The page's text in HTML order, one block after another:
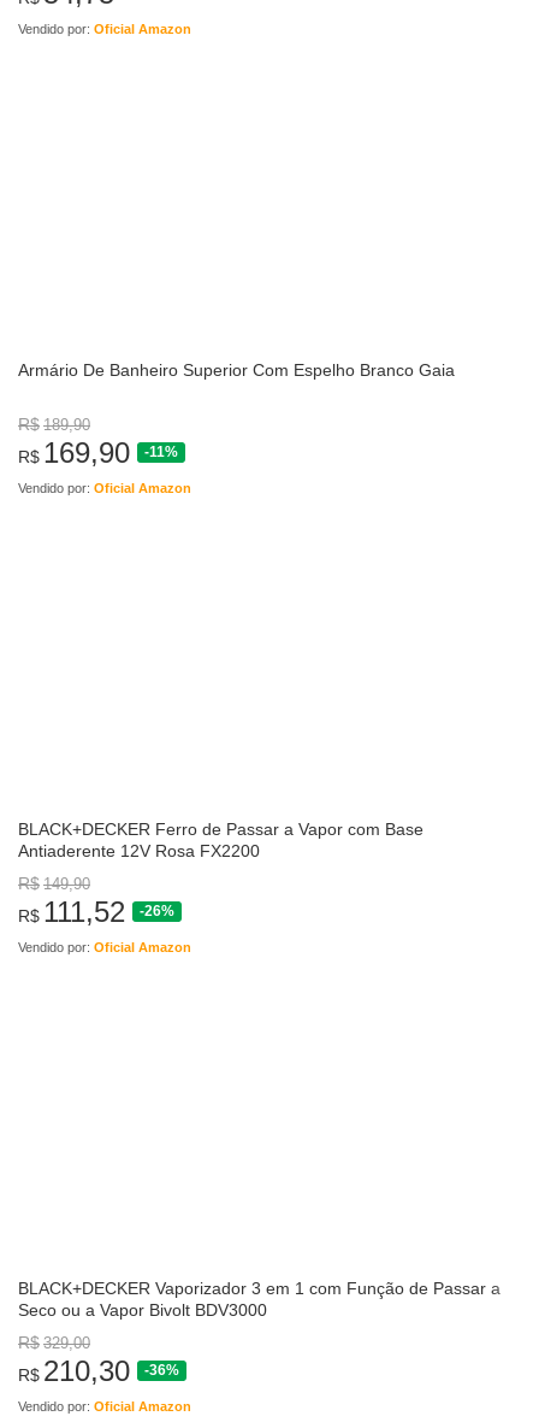
Vendido por: Oficial Amazon
Armário De Banheiro Superior Com Espelho Branco Gaia
R$ 189,90
R$ 169,90 -11%
Vendido por: Oficial Amazon
BLACK+DECKER Ferro de Passar a Vapor com Base
Antiaderente 12V Rosa FX2200
R$ 149,90
R$ 111,52 -26%
Vendido por: Oficial Amazon
BLACK+DECKER Vaporizador 3 em 1 com Função de Passar a
Seco ou a Vapor Bivolt BDV3000
R$ 329,00
R$ 210,30 -36%
Vendido por: Oficial Amazon